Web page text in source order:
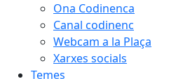
Ona Codinenca
Canal codinenc
Webcam a la Plaça
Xarxes socials
Temes